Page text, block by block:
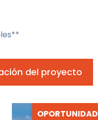
del proyecto
OPORTUNIDAD